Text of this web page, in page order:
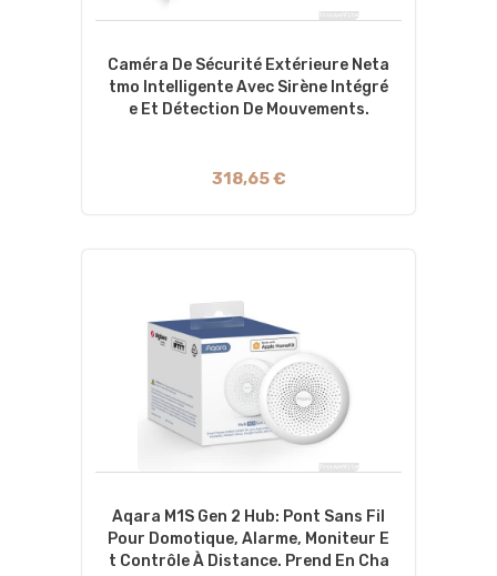
Caméra De Sécurité Extérieure Neta
Tmo Intelligente Avec Sirène Intégré
E Et Détection De Mouvements.
318,65 €
Aqara M1S Gen 2 Hub: Pont Sans Fil
Pour Domotique, Alarme, Moniteur E
T Contrôle À Distance. Prend En Cha